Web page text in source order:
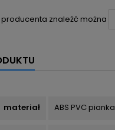
znaleźć można
materiał ABS PVC pianka